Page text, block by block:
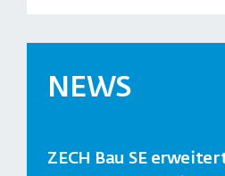
NEWS
ZECH Bau SE